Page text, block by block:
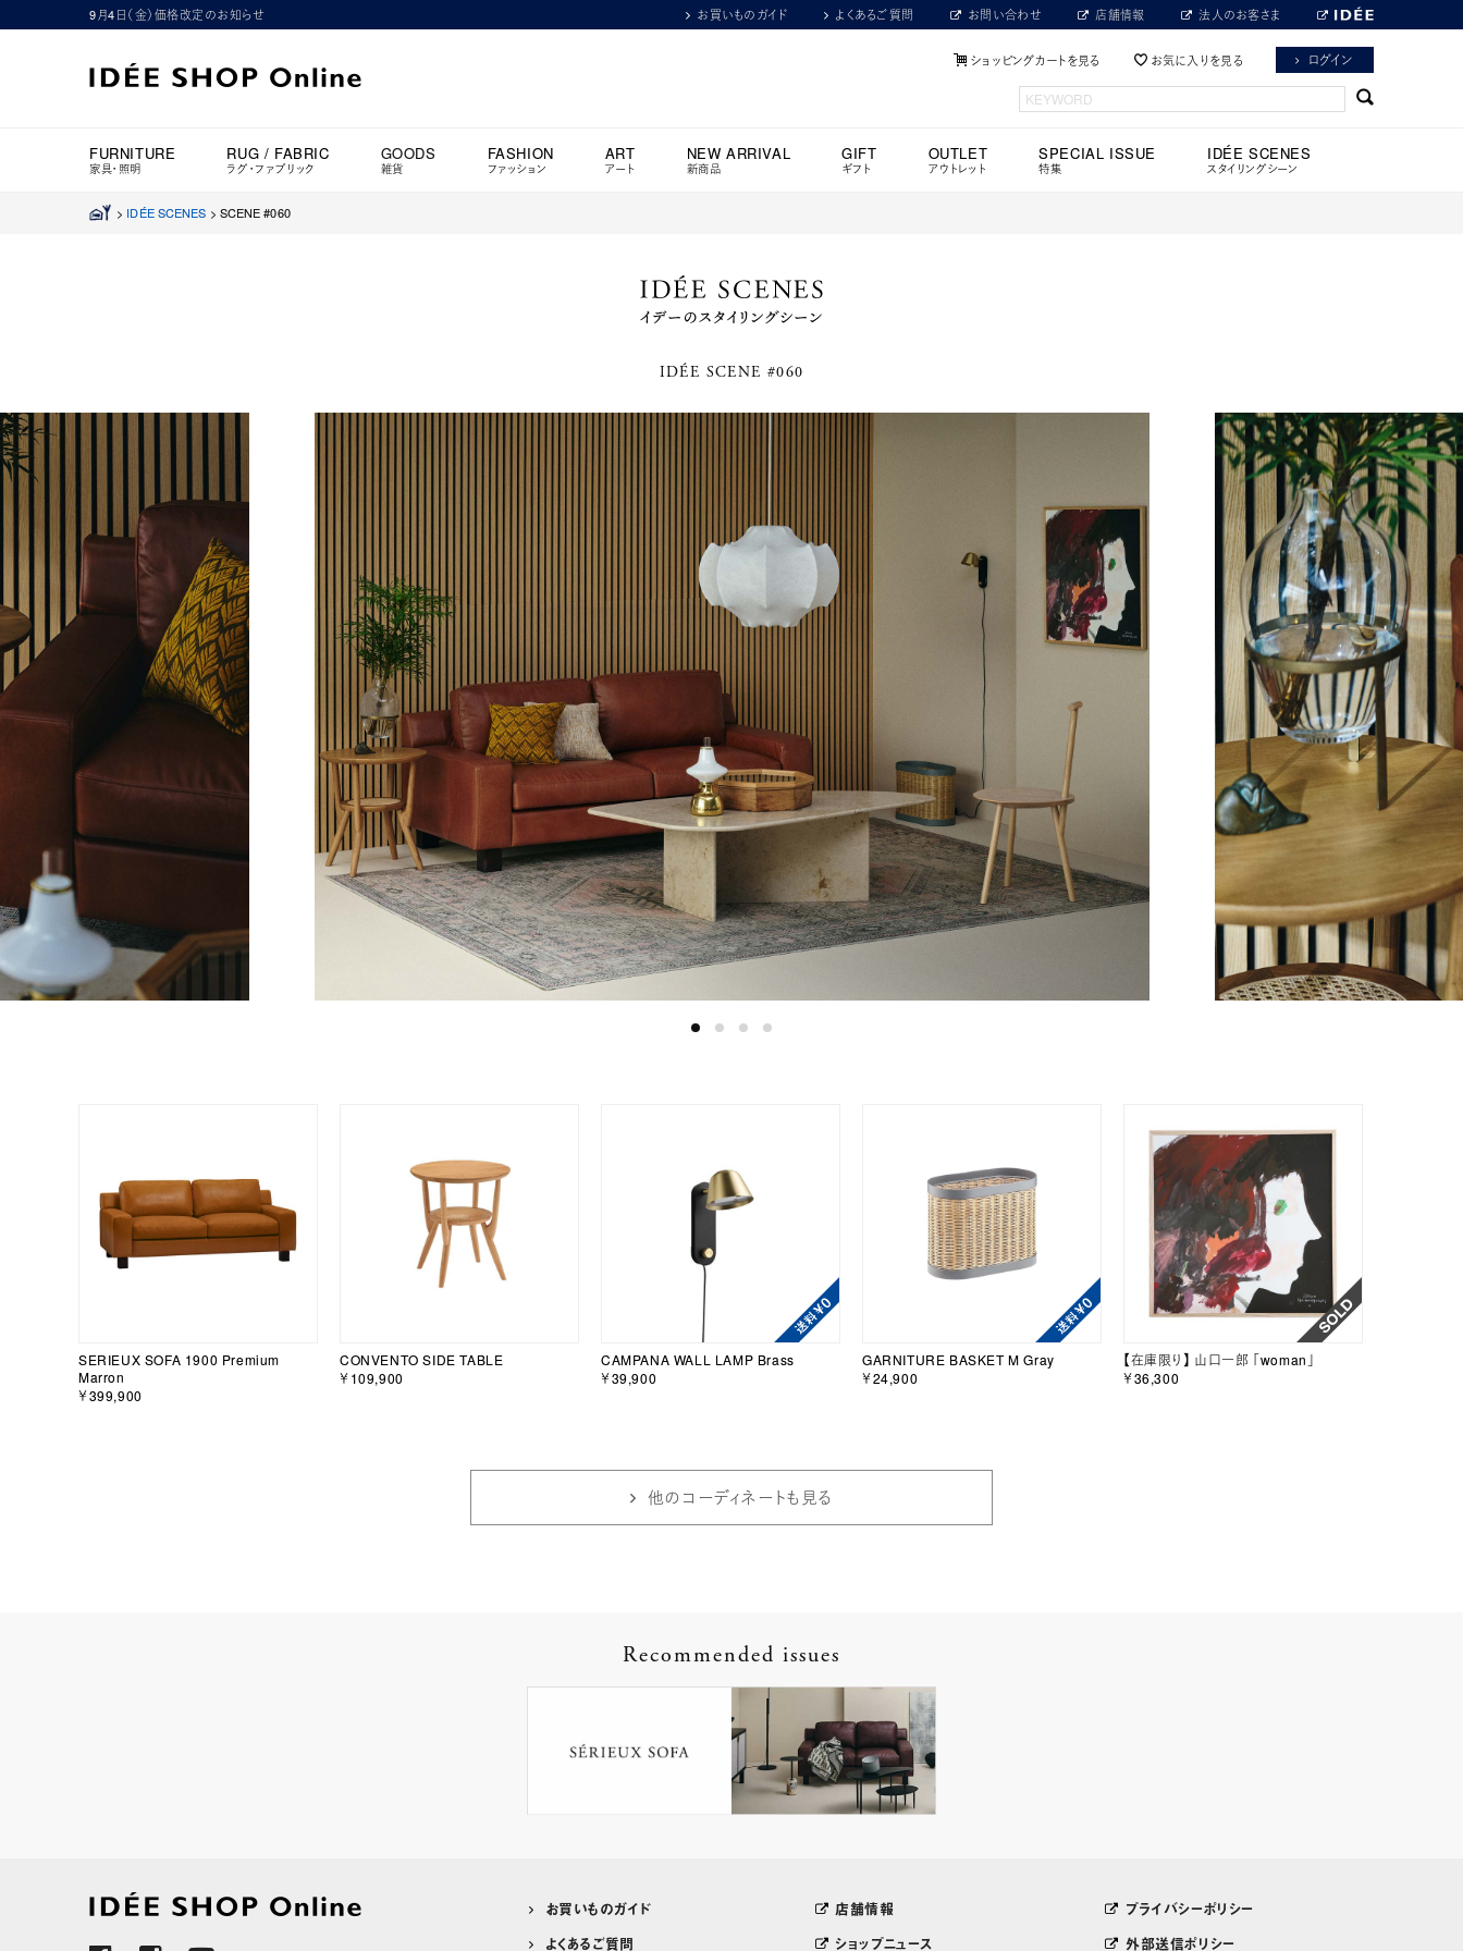
9月4日（金）価格改定のお知らせ お買いものガイド よくあるご質問 お問い合わせ 店舗情報 法人のお客さま
ショッピングカートを見る お気に入りを見る ログイン
FURNITURE
家具・照明
RUG / FABRIC
ラグ・ファブリック
GOODS
雑貨
FASHION
ファッション
ART
アート
NEW ARRIVAL
新商品
GIFT
ギフト
OUTLET
アウトレット
SPECIAL ISSUE
特集
IDÉE SCENES
スタイリングシーン
> IDÉE SCENES > SCENE #060
IDÉE SCENE #060
SERIEUX SOFA 1900 Premium
Marron
￥399,900
CONVENTO SIDE TABLE
￥109,900
CAMPANA WALL LAMP Brass
￥39,900
GARNITURE BASKET M Gray
￥24,900
【在庫限り】 山口一郎 「woman」
￥36,300
他のコーディネートも見る
Recommended issues
お買いものガイド
よくあるご質問
店舗情報
ショップニュース
プライバシーポリシー
外部送信ポリシー